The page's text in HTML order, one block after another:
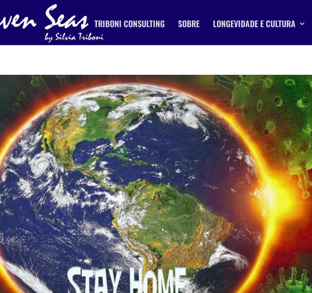
TRIBONI CONSULTING SOBRE LONGEVIDADE E CULTURA